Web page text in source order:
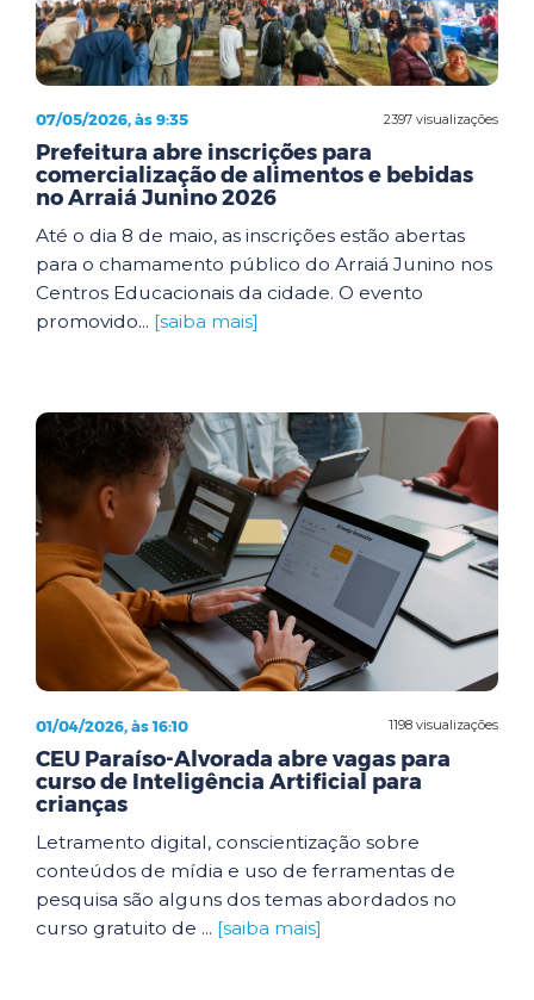
2397 visualizações
07/05/2026, às 9:35
Prefeitura abre inscrições para
comercialização de alimentos e bebidas
no Arraiá Junino 2026
Até o dia 8 de maio, as inscrições estão abertas
para o chamamento público do Arraiá Junino nos
Centros Educacionais da cidade. O evento
promovido... [saiba mais]
1198 visualizações
01/04/2026, às 16:10
CEU Paraíso-Alvorada abre vagas para
curso de Inteligência Artificial para
crianças
Letramento digital, conscientização sobre
conteúdos de mídia e uso de ferramentas de
pesquisa são alguns dos temas abordados no
curso gratuito de ... [saiba mais]